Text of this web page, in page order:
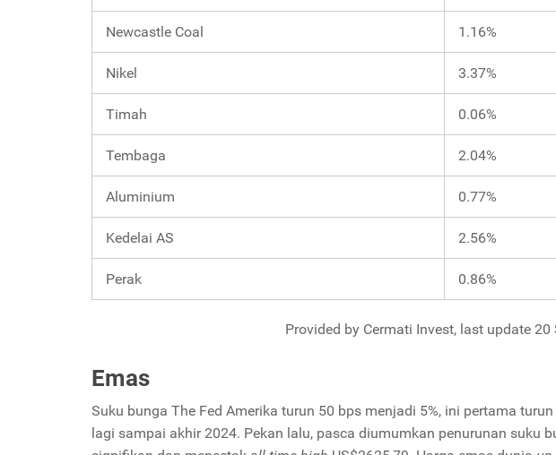
Newcastle Coal 1.16%
Nikel 3.37%
Timah 0.06%
Tembaga 2.04%
Aluminium 0.77%
Kedelai AS 2.56%
Perak 0.86%
Provided by Cermati Invest, last update 20
Emas
Suku bunga The Fed Amerika turun 50 bps menjadi 5%, ini pertama
lagi sampai akhir 2024. Pekan lalu, pasca diumumkan penurunan suku